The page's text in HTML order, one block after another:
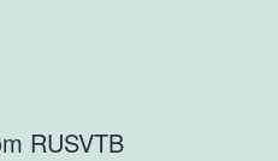
RUSVTB